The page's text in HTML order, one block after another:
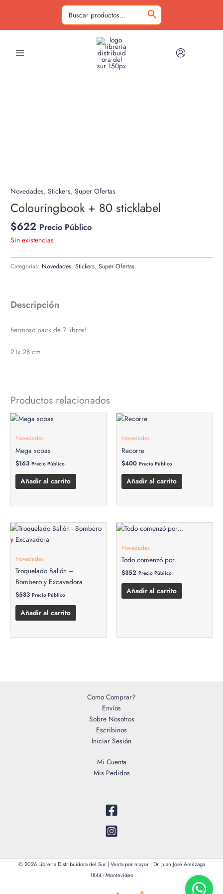
Buscar
por:
Novedades,Stickers,Super Ofertas
Colouringbook + 80 sticklabel
$622 Precio Público
Sin existencias
Categorías: Novedades,Stickers,Super Ofertas
Descripción
hermoso pack de 7 libros!
21x 28 cm
Productos relacionados
Novedades
Mega sopas
$163 Precio Público
Añadir al carrito
Novedades
Recorre
$400 Precio Público
Añadir al carrito
Novedades
Troquelado Ballón –
Bombero y Excavadora
$583 Precio Público
Añadir al carrito
Novedades
Todo comenzó por…
$352 Precio Público
Añadir al carrito
Como Comprar?
Envíos
Sobre Nosotros
Escribinos
Iniciar Sesión
Mi Cuenta
Mis Pedidos
© 2026 Libreria Distribuidora del Sur | Venta por mayor | Dr. Juan José Amézaga
1844 - Montevideo